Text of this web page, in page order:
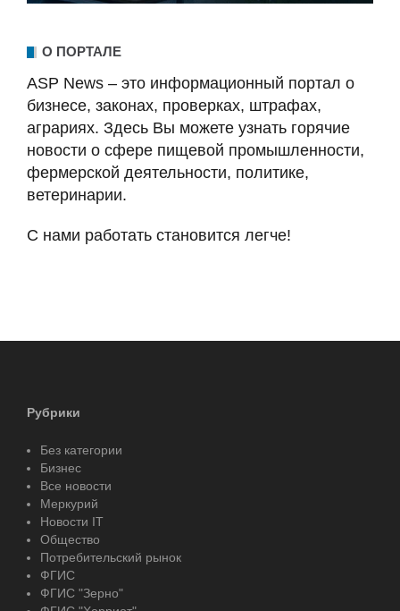
О ПОРТАЛЕ
ASP News – это информационный портал о
бизнесе, законах, проверках, штрафах,
аграриях. Здесь Вы можете узнать горячие
новости о сфере пищевой промышленности,
фермерской деятельности, политике,
ветеринарии.
С нами работать становится легче!
Рубрики
Без категории
Бизнес
Все новости
Меркурий
Новости IT
Общество
Потребительский рынок
ФГИС
ФГИС "Зерно"